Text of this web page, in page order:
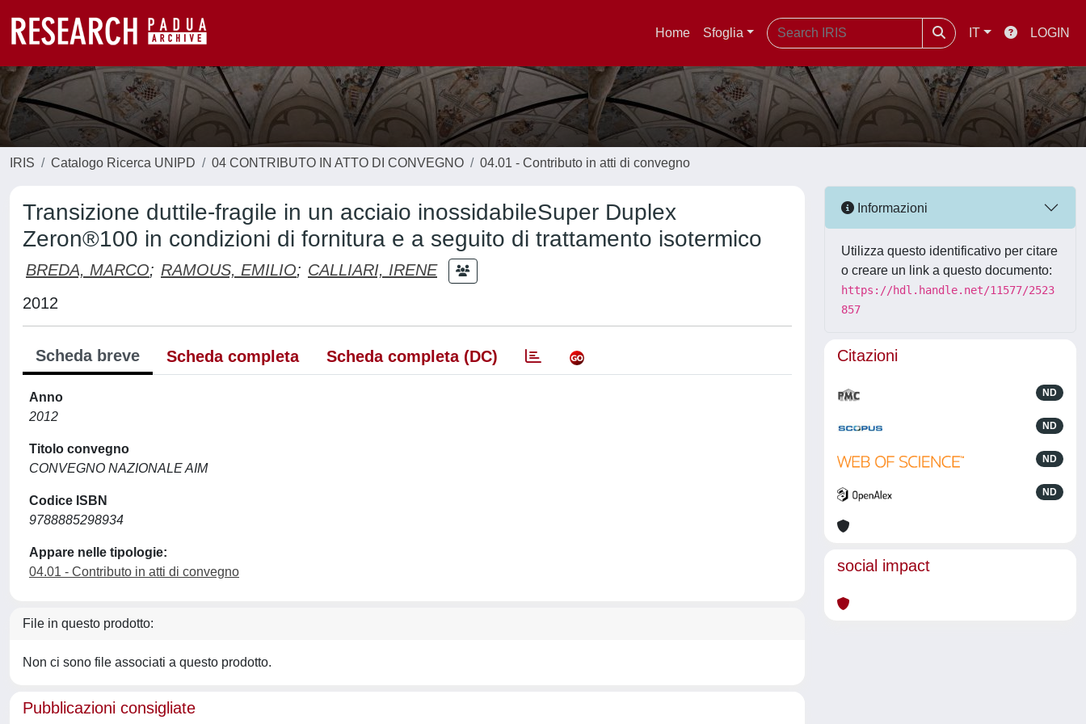
Home Sfoglia IT LOGIN
IRIS Catalogo Ricerca UNIPD 04 CONTRIBUTO IN ATTO DI CONVEGNO 04.01 - Contributo in atti di convegno
Transizione duttile-fragile in un acciaio inossidabileSuper Duplex
Zeron®100 in condizioni di fornitura e a seguito di trattamento isotermico
BREDA, MARCO; RAMOUS, EMILIO; CALLIARI, IRENE
2012
Scheda breve Scheda completa Scheda completa (DC)
Anno
2012
Titolo convegno
CONVEGNO NAZIONALE AIM
Codice ISBN
9788885298934
Appare nelle tipologie:
04.01 - Contributo in atti di convegno
File in questo prodotto:
Non ci sono file associati a questo prodotto.
Pubblicazioni consigliate
Informazioni
Utilizza questo identificativo per citare
o creare un link a questo documento:
https://hdl.handle.net/11577/2523
857
Citazioni
ND
ND
ND
ND
social impact